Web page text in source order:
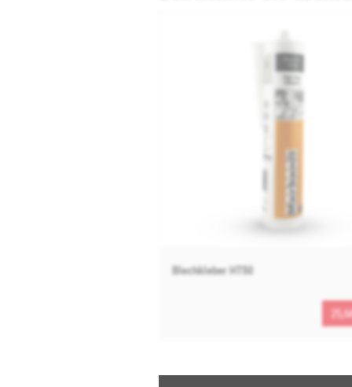
Blechkleber HT50